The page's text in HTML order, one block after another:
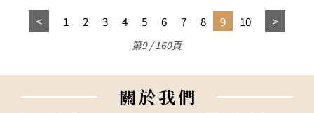
1 2 3 4 5 6 7 8 9 10
第9 / 160頁
關於我們